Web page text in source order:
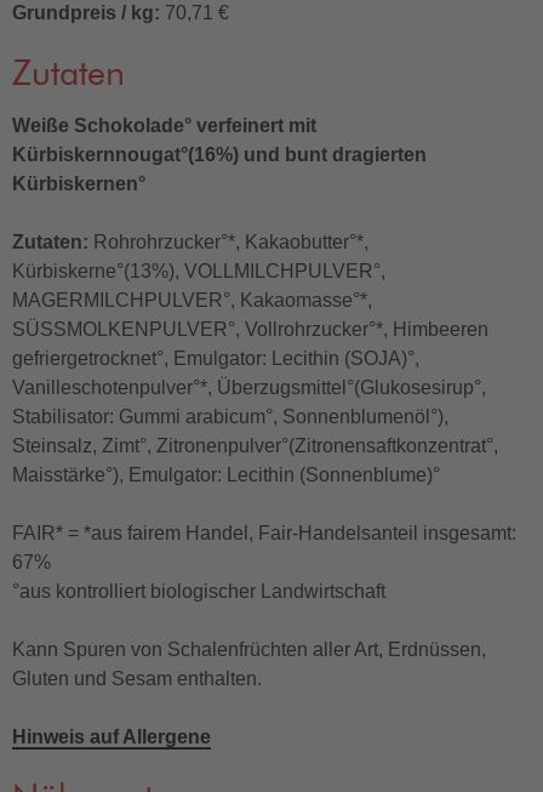
Grundpreis / kg: 70,71 €
Zutaten
Weiße Schokolade° verfeinert mit
Kürbiskernnougat°(16%) und bunt dragierten
Kürbiskernen°
Zutaten: Rohrohrzucker°*, Kakaobutter°*,
Kürbiskerne°(13%), VOLLMILCHPULVER°,
MAGERMILCHPULVER°, Kakaomasse°*,
SÜSSMOLKENPULVER°, Vollrohrzucker°*, Himbeeren
gefriergetrocknet°, Emulgator: Lecithin (SOJA)°,
Vanilleschotenpulver°*, Überzugsmittel°(Glukosesirup°,
Stabilisator: Gummi arabicum°, Sonnenblumenöl°),
Steinsalz, Zimt°, Zitronenpulver°(Zitronensaftkonzentrat°,
Maisstärke°), Emulgator: Lecithin (Sonnenblume)°
FAIR* = *aus fairem Handel, Fair-Handelsanteil insgesamt:
67%
°aus kontrolliert biologischer Landwirtschaft
Kann Spuren von Schalenfrüchten aller Art, Erdnüssen,
Gluten und Sesam enthalten.
Hinweis auf Allergene